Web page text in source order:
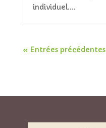
individuel....
« Entrées précédentes